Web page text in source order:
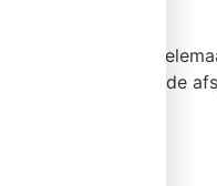
Bent u er nog niet
Maak een vrijblijvende